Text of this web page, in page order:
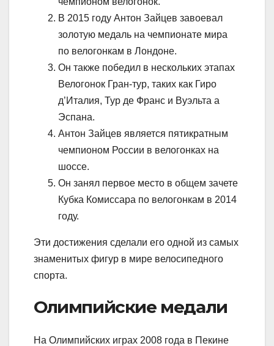
В 2015 году Антон Зайцев завоевал
золотую медаль на чемпионате мира
по велогонкам в Лондоне.
Он также победил в нескольких этапах
Велогонок Гран-тур, таких как Гиро
д’Италия, Тур де Франс и Вуэльта а
Эспана.
Антон Зайцев является пятикратным
чемпионом России в велогонках на
шоссе.
Он занял первое место в общем зачете
Кубка Комиссара по велогонкам в 2014
году.
Эти достижения сделали его одной из самых
знаменитых фигур в мире велосипедного
спорта.
Олимпийские медали
На Олимпийских играх 2008 года в Пекине